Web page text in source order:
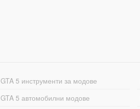
GTA 5 инструменти за модове
GTA 5 автомобилни модове